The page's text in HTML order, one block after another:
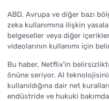
ABD, Avrupa ve diğer bazı
zeka kullanımına ilişkin
belgeseller veya diğer
videolarının kullanımı için
Bu haber, Netflix'in
önüne seriyor. AI
kullanıldığına dair net
endüstride ve hukuki